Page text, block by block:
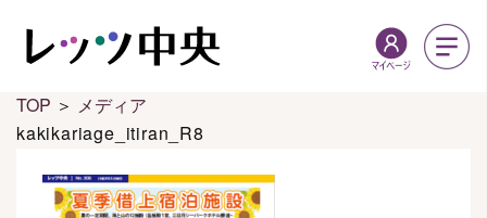
TOP ＞ メディア
kakikariage_itiran_R8